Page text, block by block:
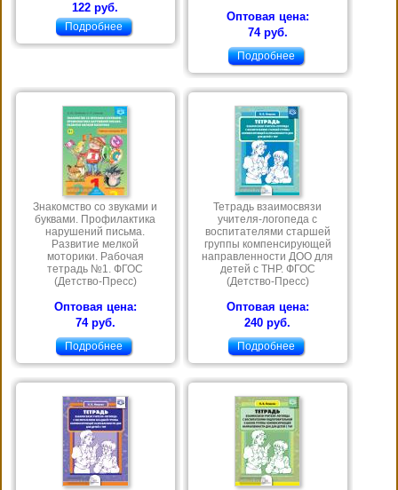
122 руб.
Подробнее
Оптовая цена:
74 руб.
Подробнее
Знакомство со звуками и
буквами. Профилактика
нарушений письма.
Развитие мелкой
моторики. Рабочая
тетрадь №1. ФГОС
(Детство-Пресс)
Оптовая цена:
74 руб.
Подробнее
Тетрадь взаимосвязи
учителя-логопеда с
воспитателями старшей
группы компенсирующей
направленности ДОО для
детей с ТНР. ФГОС
(Детство-Пресс)
Оптовая цена:
240 руб.
Подробнее